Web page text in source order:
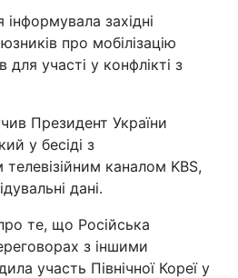
західні
про мобілізацію
для участі у конфлікті з
Президент України
у бесіді з
каналом KBS,
дані.
те, що Російська
з іншими
участь Північної Кореї у